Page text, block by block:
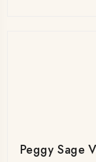
Peggy Sage